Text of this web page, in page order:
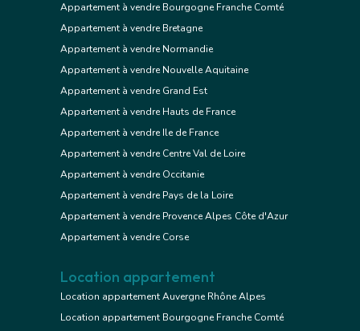
Appartement à vendre Bourgogne Franche Comté
Appartement à vendre Bretagne
Appartement à vendre Normandie
Appartement à vendre Nouvelle Aquitaine
Appartement à vendre Grand Est
Appartement à vendre Hauts de France
Appartement à vendre Ile de France
Appartement à vendre Centre Val de Loire
Appartement à vendre Occitanie
Appartement à vendre Pays de la Loire
Appartement à vendre Provence Alpes Côte d'Azur
Appartement à vendre Corse
Location appartement
Location appartement Auvergne Rhône Alpes
Location appartement Bourgogne Franche Comté